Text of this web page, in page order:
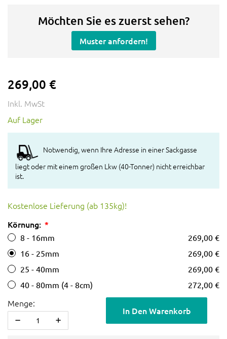
Möchten Sie es zuerst sehen?
Muster anfordern!
269,00 €
Inkl. MwSt
Auf Lager
Notwendig, wenn Ihre Adresse in einer Sackgasse
liegt oder mit einem großen Lkw (40-Tonner) nicht erreichbar
ist.
Kostenlose Lieferung (ab 135kg)!
Körnung:
8 - 16mm
269,00 €
16 - 25mm
269,00 €
25 - 40mm
269,00 €
40 - 80mm (4 - 8cm)
272,00 €
Menge:
In Den Warenkorb